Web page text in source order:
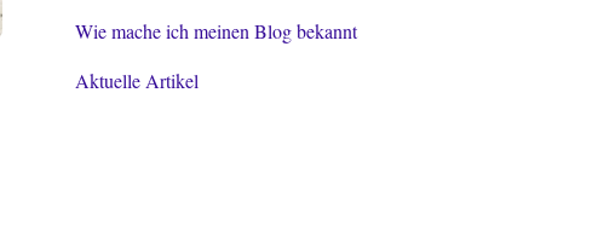
Wie mache ich meinen Blog bekannt
Aktuelle Artikel